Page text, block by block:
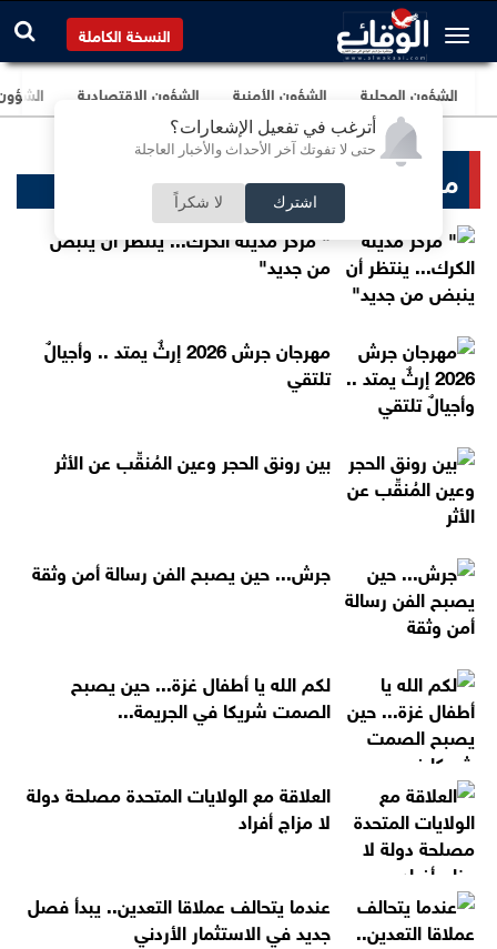
أترغب في تفعيل الإشعارات؟
حتى لا تفوتك آخر الأحداث والأخبار العاجلة
اشترك لا شكراً
النسخة الكاملة
الشؤون المحلية الشؤون الأمنية الشؤون الإقتصادية
منبر الوقائع
" مركز مدينة الكرك... ينتظر أن ينبض
من جديد"
مهرجان جرش 2026 إرثٌ يمتد .. وأجيالٌ
تلتقي
بين رونق الحجر وعين المُنقِّب عن الأثر
جرش... حين يصبح الفن رسالة أمن وثقة
لكم الله يا أطفال غزة... حين يصبح
الصمت شريكا في الجريمة...
العلاقة مع الولايات المتحدة مصلحة دولة
لا مزاج أفراد
عندما يتحالف عملاقا التعدين.. يبدأ فصل
جديد في الاستثمار الأردني